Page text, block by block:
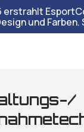
erstrahlt
und